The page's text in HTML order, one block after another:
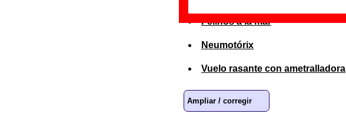
Felinos a la mar
Neumotórix
Vuelo rasante con ametralladora
Ampliar / corregir